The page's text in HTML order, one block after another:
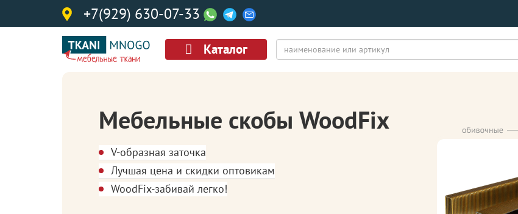
+7(929) 630-07-33
Каталог
Мебельные скобы WoodFix
V-образная заточка
Лучшая цена и скидки оптовикам
WoodFix-забивай легко!